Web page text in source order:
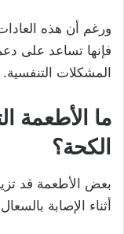
ورغم أن هذه
فإنها تساعد على
المشكلات التنفسية.
ما الأطعمة
الكحة؟
بعض الأطعمة قد
أثناء الإصابة